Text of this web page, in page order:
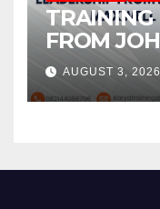
TRAINING
FROM
AUGUST 3, 2026